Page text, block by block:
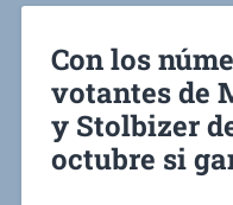
Con los
votantes de
y Stolbizer
octubre si